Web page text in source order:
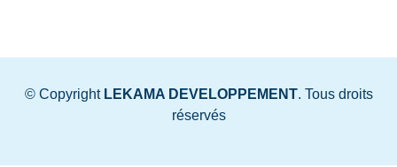
© Copyright LEKAMA DEVELOPPEMENT. Tous droits
réservés